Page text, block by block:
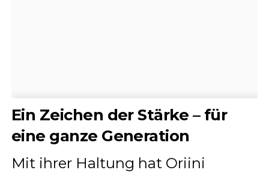
Ein Zeichen der Stärke – für
eine ganze Generation
Mit ihrer Haltung hat Oriini